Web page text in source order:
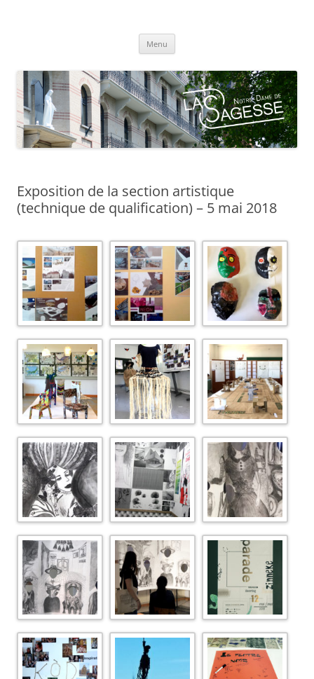
Sagesse
Menu
Exposition de la section artistique
(technique de qualification) – 5 mai 2018